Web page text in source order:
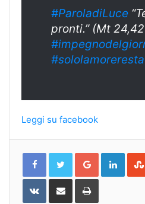
#ParoladiLuce
pronti.” (Mt
#sololamoreresta
Leggi su facebook
Google+
VKontakteShare
Email
Print